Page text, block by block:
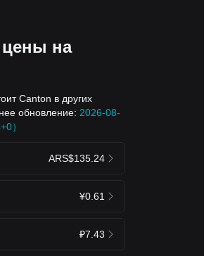
на
Canton в других
обновление: 2026-08-
）
ARS$135.24
¥0.61
₽7.43